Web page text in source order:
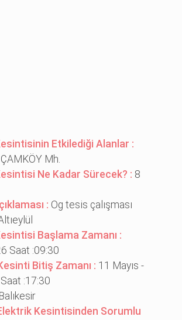
Etkilediği Alanlar :
Mh.
Ne Kadar Sürecek? : 8
: Og tesi̇s çalışması
Başlama Zamanı :
Saat :09:30
Bitiş Zamanı : 11 Mayıs -
:17:30
Balıkesir
Kesintisinden Sorumlu